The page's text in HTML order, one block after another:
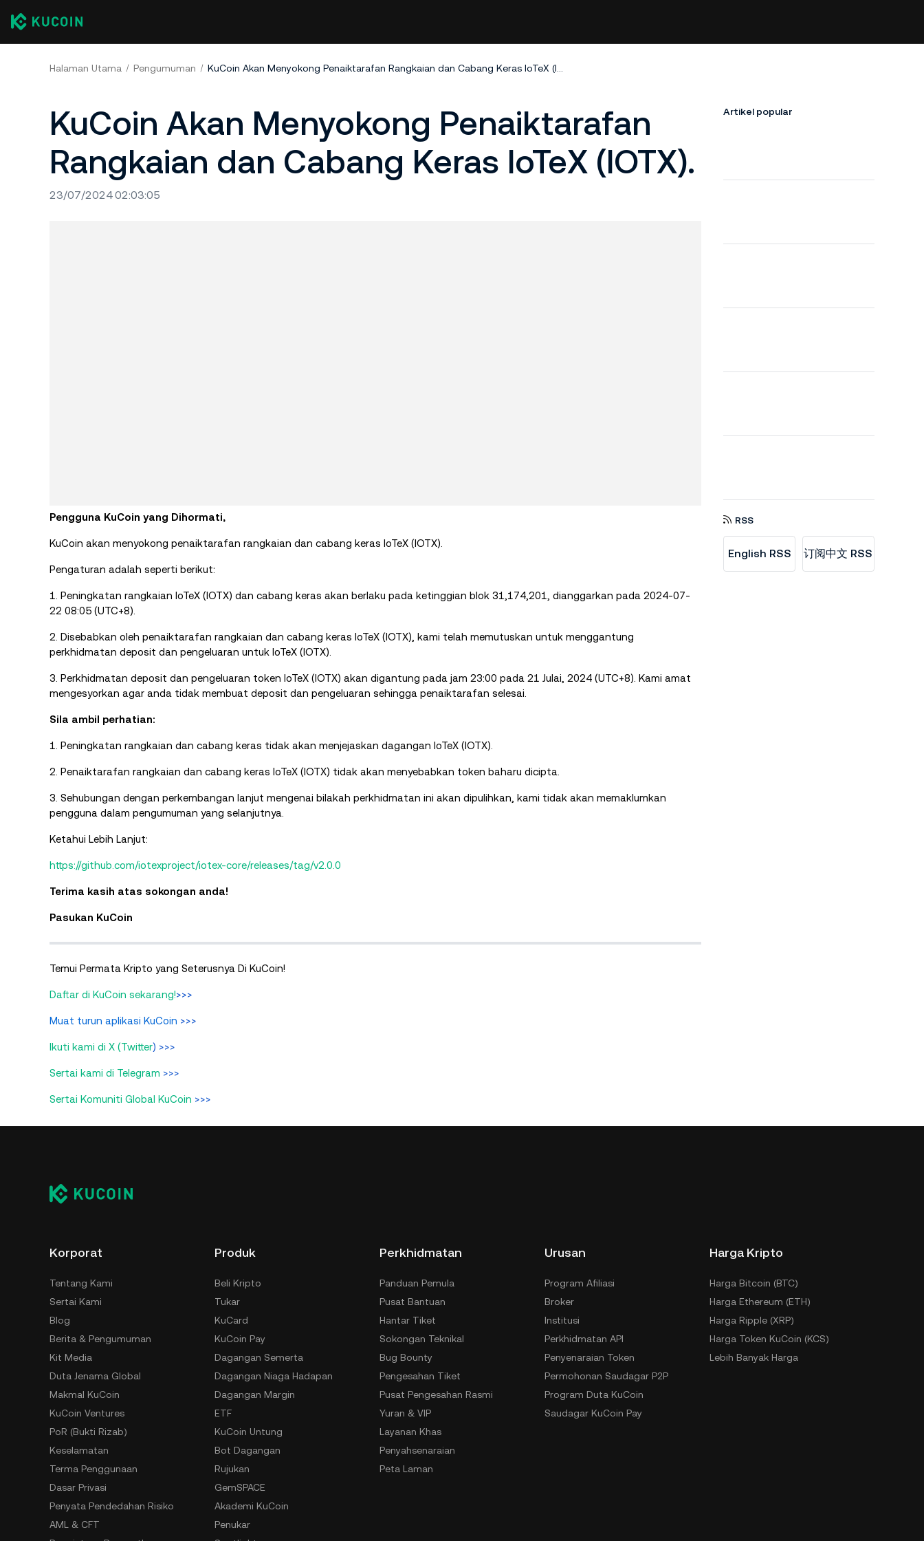
Halaman Utama Pengumuman KuCoin Akan Menyokong Penaiktarafan Rangkaian dan Cabang Keras IoTeX (IOTX).
KuCoin Akan Menyokong Penaiktarafan
Rangkaian dan Cabang Keras IoTeX (IOTX).
23/07/2024 02:03:05
Pengguna KuCoin yang Dihormati,
KuCoin akan menyokong penaiktarafan rangkaian dan cabang keras IoTeX (IOTX).
Pengaturan adalah seperti berikut:
1. Peningkatan rangkaian IoTeX (IOTX) dan cabang keras akan berlaku pada ketinggian blok 31,174,201, dianggarkan pada 2024-07-
22 08:05 (UTC+8).
2. Disebabkan oleh penaiktarafan rangkaian dan cabang keras IoTeX (IOTX), kami telah memutuskan untuk menggantung
perkhidmatan deposit dan pengeluaran untuk IoTeX (IOTX).
3. Perkhidmatan deposit dan pengeluaran token IoTeX (IOTX) akan digantung pada jam 23:00 pada 21 Julai, 2024 (UTC+8). Kami amat
mengesyorkan agar anda tidak membuat deposit dan pengeluaran sehingga penaiktarafan selesai.
Sila ambil perhatian:
1. Peningkatan rangkaian dan cabang keras tidak akan menjejaskan dagangan IoTeX (IOTX).
2. Penaiktarafan rangkaian dan cabang keras IoTeX (IOTX) tidak akan menyebabkan token baharu dicipta.
3. Sehubungan dengan perkembangan lanjut mengenai bilakah perkhidmatan ini akan dipulihkan, kami tidak akan memaklumkan
pengguna dalam pengumuman yang selanjutnya.
Ketahui Lebih Lanjut:
https://github.com/iotexproject/iotex-core/releases/tag/v2.0.0
Terima kasih atas sokongan anda!
Pasukan KuCoin
Temui Permata Kripto yang Seterusnya Di KuCoin!
Daftar di KuCoin sekarang!>>>
Muat turun aplikasi KuCoin >>>
Ikuti kami di X (Twitter) >>>
Sertai kami di Telegram >>>
Sertai Komuniti Global KuCoin >>>
Artikel popular
RSS
English RSS 订阅中文 RSS
Korporat
Tentang Kami
Sertai Kami
Blog
Berita & Pengumuman
Kit Media
Duta Jenama Global
Makmal KuCoin
KuCoin Ventures
PoR (Bukti Rizab)
Keselamatan
Terma Penggunaan
Dasar Privasi
Penyata Pendedahan Risiko
AML & CFT
Produk
Beli Kripto
Tukar
KuCard
KuCoin Pay
Dagangan Semerta
Dagangan Niaga Hadapan
Dagangan Margin
ETF
KuCoin Untung
Bot Dagangan
Rujukan
GemSPACE
Akademi KuCoin
Penukar
Perkhidmatan
Panduan Pemula
Pusat Bantuan
Hantar Tiket
Sokongan Teknikal
Bug Bounty
Pengesahan Tiket
Pusat Pengesahan Rasmi
Yuran & VIP
Layanan Khas
Penyahsenaraian
Peta Laman
Urusan
Program Afiliasi
Broker
Institusi
Perkhidmatan API
Penyenaraian Token
Permohonan Saudagar P2P
Program Duta KuCoin
Saudagar KuCoin Pay
Harga Kripto
Harga Bitcoin (BTC)
Harga Ethereum (ETH)
Harga Ripple (XRP)
Harga Token KuCoin (KCS)
Lebih Banyak Harga